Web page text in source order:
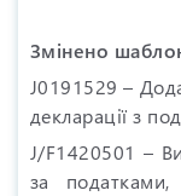
Змінено
J0191529 –
декларації з
J/F1420501 –
за